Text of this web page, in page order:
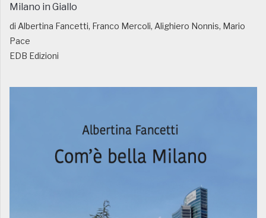
Milano in Giallo
di Albertina Fancetti, Franco Mercoli, Alighiero Nonnis, Mario
Pace
EDB Edizioni